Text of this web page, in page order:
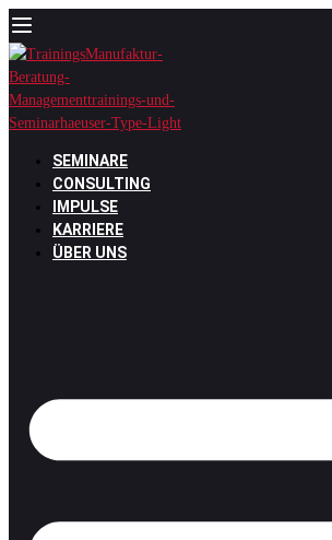
Zum
Inhalt
springen
SEMINARE
CONSULTING
IMPULSE
KARRIERE
ÜBER UNS